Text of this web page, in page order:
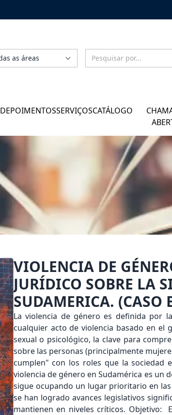
DEPOIMENTOSSERVIÇOSCATÁLOGO
VIOLENCIA DE
JURÍDICO SOBRE LA
SUDAMERICA. (CASO
La violencia de género es definida por
cualquier acto de violencia basado en
sexual o psicológico, la clave para
sobre las personas (principalmente
cumplen" con los roles que la sociedad
violencia de género en Sudamérica es un
sigue ocupando un lugar prioritario en
se han logrado avances legislativos
mantienen en niveles críticos.